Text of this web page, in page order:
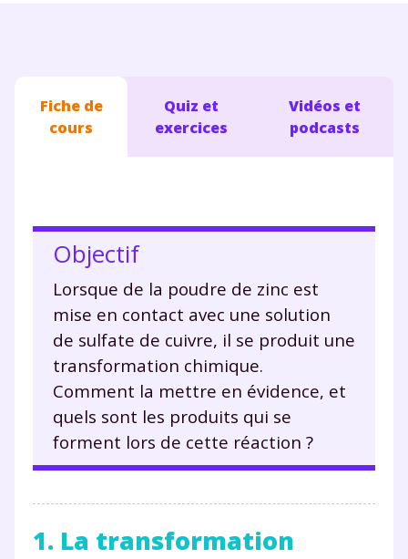
Fiche de
cours
Quiz et
exercices
Vidéos et
podcasts
Objectif
Lorsque de la poudre de zinc est
mise en contact avec une solution
de sulfate de cuivre, il se produit une
transformation chimique.
Comment la mettre en évidence, et
quels sont les produits qui se
forment lors de cette réaction ?
1. La transformation